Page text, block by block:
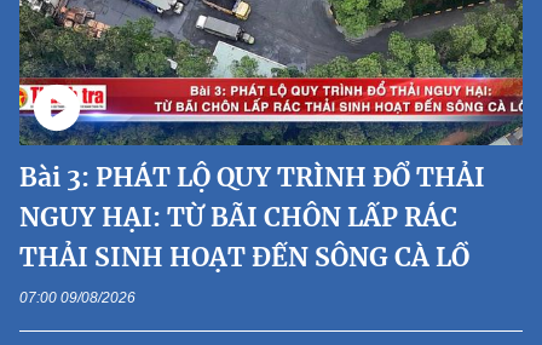
Bài 3: PHÁT LỘ QUY TRÌNH ĐỔ THẢI
NGUY HẠI: TỪ BÃI CHÔN LẤP RÁC
THẢI SINH HOẠT ĐẾN SÔNG CÀ LỒ
07:00 09/08/2026